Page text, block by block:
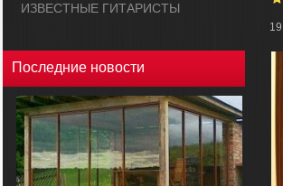
ИЗВЕСТНЫЕ ГИТАРИСТЫ
Последние новости